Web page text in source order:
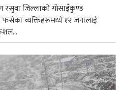
रसुवा जिल्लाको गोसाइँकुण्ड
फसेका व्यक्तिहरूमध्ये १२ जनालाई